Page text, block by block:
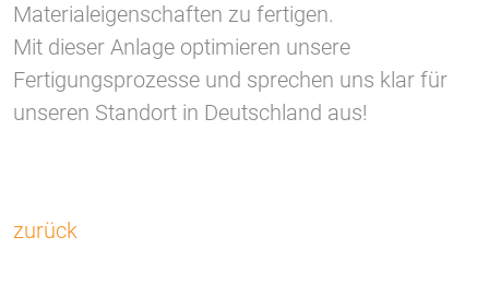
Materialeigenschaften zu fertigen.
Mit dieser Anlage optimieren unsere
Fertigungsprozesse und sprechen uns klar für
unseren Standort in Deutschland aus!
zurück